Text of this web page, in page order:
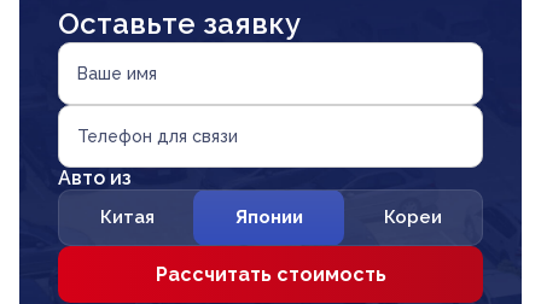
Оставьте заявку
Ваше имя
Телефон для связи
Авто из
Китая Японии Кореи
Рассчитать стоимость